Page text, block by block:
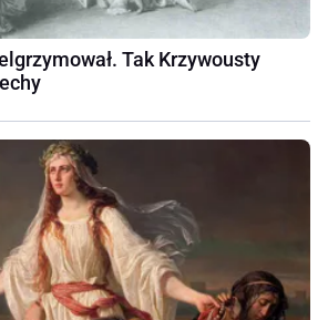
Tak Krzywousty